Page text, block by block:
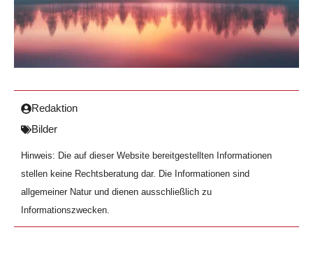
Redaktion
Bilder
Hinweis: Die auf dieser Website bereitgestellten Informationen
stellen keine Rechtsberatung dar. Die Informationen sind
allgemeiner Natur und dienen ausschließlich zu
Informationszwecken.